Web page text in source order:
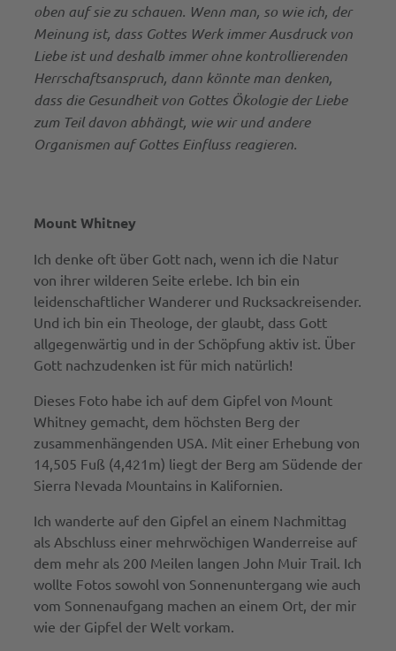
oben auf sie zu schauen. Wenn man, so wie ich, der
Meinung ist, dass Gottes Werk immer Ausdruck von
Liebe ist und deshalb immer ohne kontrollierenden
Herrschaftsanspruch, dann könnte man denken,
dass die Gesundheit von Gottes Ökologie der Liebe
zum Teil davon abhängt, wie wir und andere
Organismen auf Gottes Einfluss reagieren.
Mount Whitney
Ich denke oft über Gott nach, wenn ich die Natur
von ihrer wilderen Seite erlebe. Ich bin ein
leidenschaftlicher Wanderer und Rucksackreisender.
Und ich bin ein Theologe, der glaubt, dass Gott
allgegenwärtig und in der Schöpfung aktiv ist. Über
Gott nachzudenken ist für mich natürlich!
Dieses Foto habe ich auf dem Gipfel von Mount
Whitney gemacht, dem höchsten Berg der
zusammenhängenden USA. Mit einer Erhebung von
14,505 Fuß (4,421m) liegt der Berg am Südende der
Sierra Nevada Mountains in Kalifornien.
Ich wanderte auf den Gipfel an einem Nachmittag
als Abschluss einer mehrwöchigen Wanderreise auf
dem mehr als 200 Meilen langen John Muir Trail. Ich
wollte Fotos sowohl von Sonnenuntergang wie auch
vom Sonnenaufgang machen an einem Ort, der mir
wie der Gipfel der Welt vorkam.